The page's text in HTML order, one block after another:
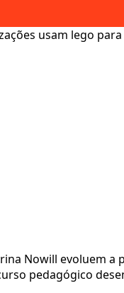
usam lego
Nowill evoluem
pedagógico